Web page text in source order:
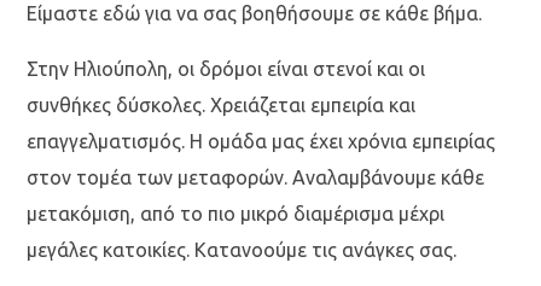
Είμαστε εδώ για να σας βοηθήσουμε σε κάθε βήμα.
Στην Ηλιούπολη, οι δρόμοι είναι στενοί και οι
συνθήκες δύσκολες. Χρειάζεται εμπειρία και
επαγγελματισμός. Η ομάδα μας έχει χρόνια εμπειρίας
στον τομέα των μεταφορών. Αναλαμβάνουμε κάθε
μετακόμιση, από το πιο μικρό διαμέρισμα μέχρι
μεγάλες κατοικίες. Κατανοούμε τις ανάγκες σας.